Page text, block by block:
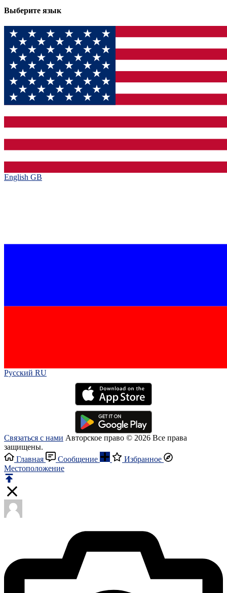
Выберите язык
English GB‎
Русский RU‎
Связаться с нами Авторское право © 2026 Все права
защищены.
Главная
Сообщение
Избранное
Местоположение